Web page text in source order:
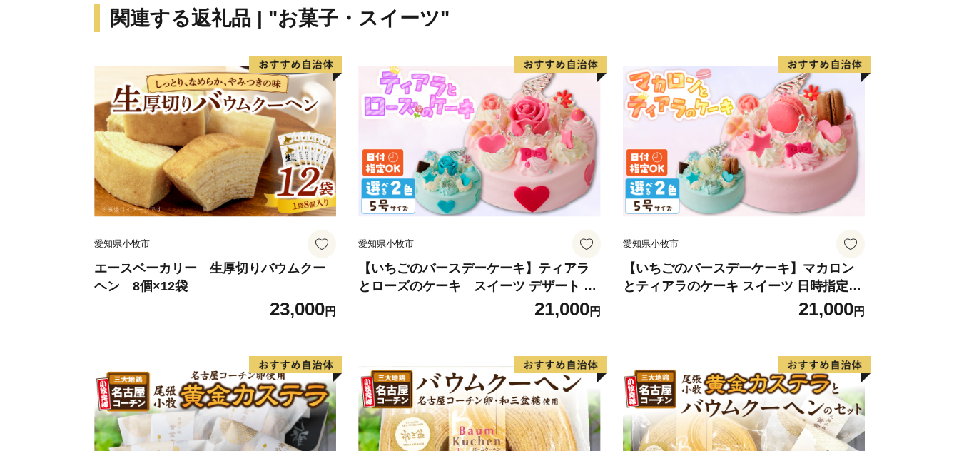
関連する返礼品 | "お菓子・スイーツ"
愛知県小牧市
エースベーカリー 生厚切りバウムクー
ヘン 8個×12袋
23,000円
愛知県小牧市
【いちごのバースデーケーキ】ティアラ
とローズのケーキ スイーツ デザート 洋
菓子 お取り寄せ 愛知県 小牧市 送料無料
誕生日 クリスマス お祝い ばら 花 フラワ
21,000円
愛知県小牧市
【いちごのバースデーケーキ】マカロン
とティアラのケーキ スイーツ 日時指定可
デザート 洋菓子 お取り寄せ 愛知県 小牧
市 送料無料 誕生日 クリスマス お祝い マ
21,000円